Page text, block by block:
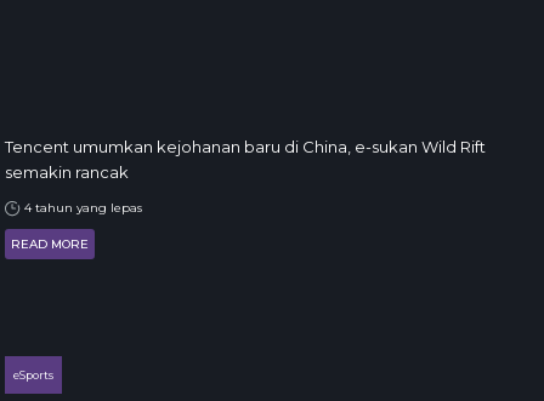
Tencent umumkan kejohanan baru di China, e-sukan Wild Rift
semakin rancak
4 tahun yang lepas
READ MORE
eSports